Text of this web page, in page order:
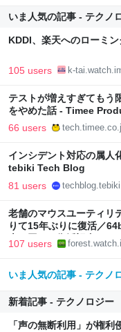
いま人気の記事 - テクノ
KDDI、楽天へのローミ
105 users k-
テストが増えすぎてもう
をやめた話 - Timee
66 users
インシデント対応の属人
tebiki Tech Blog
81 users
老舗のマウスユーティリ
りて15年ぶりに復活／
走り回る。復活記念で
107 users
いま人気の記事 - テクノ
新着記事 - テクノロジー
「声の無断利用」が権